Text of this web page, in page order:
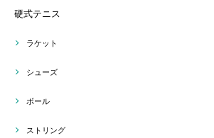
硬式テニス
ラケット
シューズ
ボール
ストリング